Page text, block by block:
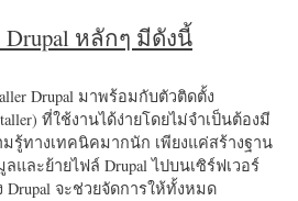
หลักๆ มีดังนี้
Drupal มาพร้อมกับตัวติดตั้ง
ที่ใช้งานได้ง่ายโดยไม่จำเป็นต้องมี
มรู้ทางเทคนิคมากนัก เพียงแค่สร้างฐาน
และย้ายไฟล์ Drupal ไปบนเซิร์ฟเวอร์
จะช่วยจัดการให้ทั้งหมด